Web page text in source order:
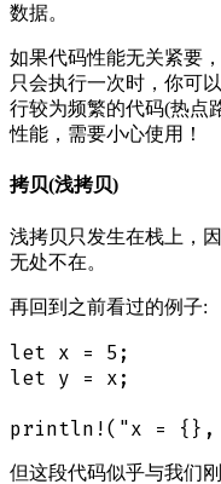
数据。
如果代码性能无关紧要
只会执行一次时，你可
行较为频繁的代码(热点
性能，需要小心使用！
拷贝(浅拷贝)
浅拷贝只发生在栈上，
无处不在。
再回到之前看过的例子:
let x = 5;
let y = x;
但这段代码似乎与我们